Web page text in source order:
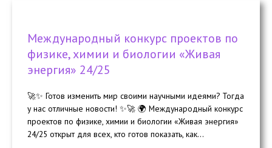
Международный конкурс проектов по
физике, химии и биологии «Живая
энергия» 24/25
🚀✨ Готов изменить мир своими научными идеями? Тогда
у нас отличные новости! ✨🚀 🌍 Международный конкурс
проектов по физике, химии и биологии «Живая энергия»
24/25 открыт для всех, кто готов показать, как...